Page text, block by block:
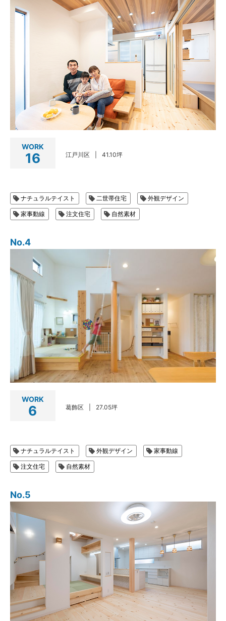
WORK
16 江戸川区 41.10坪
ナチュラルテイスト 二世帯住宅 外観デザイン
家事動線 注文住宅 自然素材
No.4
WORK
6 葛飾区 27.05坪
ナチュラルテイスト 外観デザイン 家事動線
注文住宅 自然素材
No.5